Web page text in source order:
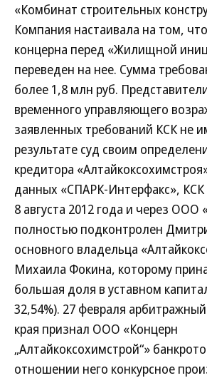
«Комбинат строительных
Компания настаивала на том,
концерна перед «Жилищной
переведен на нее. Сумма
более 1,8 млн руб.
временного управляющего
заявленных требований КСК не
результате суд своим
кредитора
данных «СПАРК-Интерфакс», КСК
8 августа 2012 года и через ООО
полностью подконтролен
основного владельца
Михаила Фокина, которому
большая доля в уставном
32,54%). 27 февраля
края признал ООО «Концерн
„Алтайкоксохимстрой“»
отношении него конкурсное